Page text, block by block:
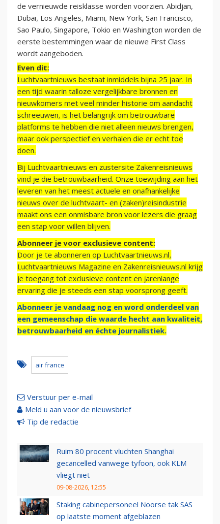
de vernieuwde reisklasse worden voorzien. Abidjan,
Dubai, Los Angeles, Miami, New York, San Francisco,
Sao Paulo, Singapore, Tokio en Washington worden de
eerste bestemmingen waar de nieuwe First Class
wordt aangeboden.
Even dit:
Luchtvaartnieuws bestaat inmiddels bijna 25 jaar. In
een tijd waarin talloze vergelijkbare bronnen en
nieuwkomers met veel minder historie om aandacht
schreeuwen, is het belangrijk om betrouwbare
platforms te hebben die niet alleen nieuws brengen,
maar ook perspectief en verhalen die er echt toe
doen.
Bij Luchtvaartnieuws en zustersite Zakenreisnieuws
vind je die betrouwbaarheid. Onze toewijding aan het
leveren van het meest actuele en onafhankelijke
nieuws over de luchtvaart- en (zaken)reisindustrie
maakt ons een onmisbare bron voor lezers die graag
een stap voor willen blijven.
Abonneer je voor exclusieve content:
Door je te abonneren op Luchtvaartnieuws.nl,
Luchtvaartnieuws Magazine en Zakenreisnieuws.nl krijg
je toegang tot exclusieve content en jarenlange
ervaring die je steeds een stap voorsprong geeft.
Abonneer je vandaag nog en word onderdeel van
een gemeenschap die waarde hecht aan kwaliteit,
betrouwbaarheid en échte journalistiek.
air france
Verstuur per e-mail
Meld u aan voor de nieuwsbrief
Tip de redactie
Ruim 80 procent vluchten Shanghai
gecancelled vanwege tyfoon, ook KLM
vliegt niet
09-08-2026, 12:55
Staking cabinepersoneel Noorse tak SAS
op laatste moment afgeblazen